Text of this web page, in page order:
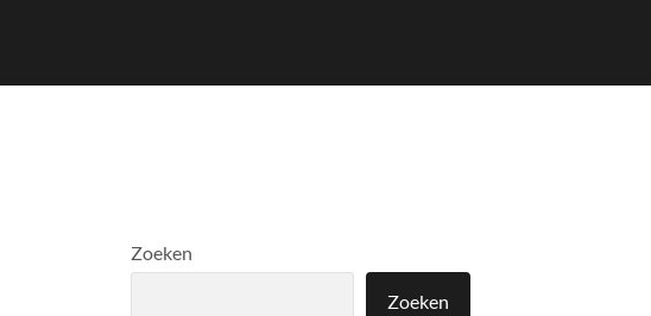
Zoeken
Zoeken